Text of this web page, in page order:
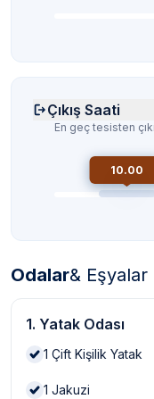
Çıkış Saati
En geç tesisten
10.00
Odalar& Eşyalar
1. Yatak Odası
1 Çift Kişilik Yatak
1 Jakuzi